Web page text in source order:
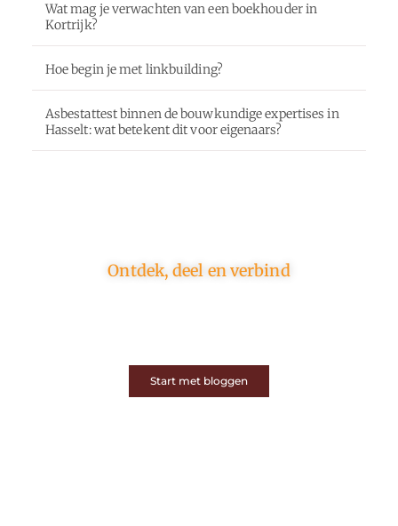
Wat mag je verwachten van een boekhouder in
Kortrijk?
Hoe begin je met linkbuilding?
Asbestattest binnen de bouwkundige expertises in
Hasselt: wat betekent dit voor eigenaars?
Ontdek, deel en verbind
Start met bloggen